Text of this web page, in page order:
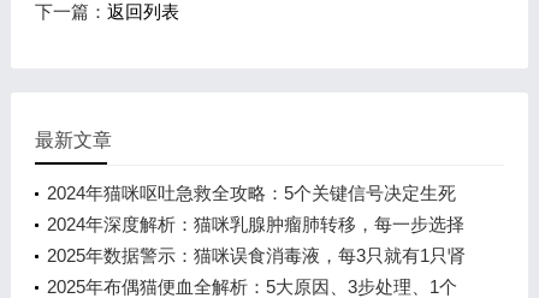
下一篇： 返回列表
最新文章
2024年猫咪呕吐急救全攻略：5个关键信号决定生死
时速
2024年深度解析：猫咪乳腺肿瘤肺转移，每一步选择
都关乎生命长度
2025年数据警示：猫咪误食消毒液，每3只就有1只肾
衰！资深宠护师揭秘黄金4小时急
2025年布偶猫便血全解析：5大原因、3步处理、1个